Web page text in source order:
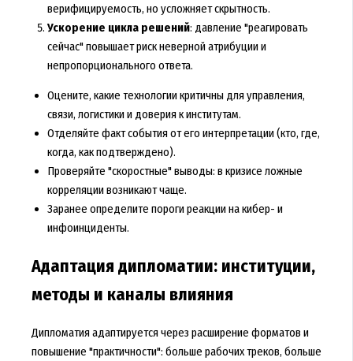
верифицируемость, но усложняет скрытность.
Ускорение цикла решений: давление "реагировать
сейчас" повышает риск неверной атрибуции и
непропорционального ответа.
Оцените, какие технологии критичны для управления,
связи, логистики и доверия к институтам.
Отделяйте факт события от его интерпретации (кто, где,
когда, как подтверждено).
Проверяйте "скоростные" выводы: в кризисе ложные
корреляции возникают чаще.
Заранее определите пороги реакции на кибер- и
инфоинциденты.
Адаптация дипломатии: институции,
методы и каналы влияния
Дипломатия адаптируется через расширение форматов и
повышение "практичности": больше рабочих треков, больше